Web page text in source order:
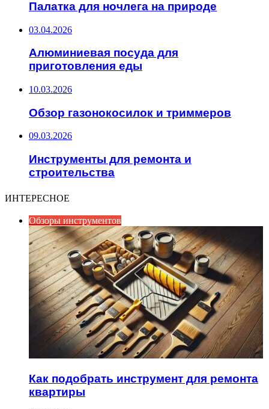
Палатка для ночлега на природе
03.04.2026
Алюминиевая посуда для
приготовления еды
10.03.2026
Обзор газонокосилок и триммеров
09.03.2026
Инструменты для ремонта и
строительства
ИНТЕРЕСНОЕ
Обзоры инструментов
Как подобрать инструмент для ремонта
квартиры